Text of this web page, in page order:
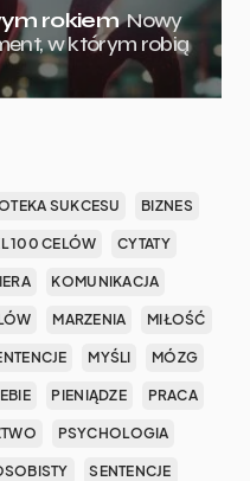
rokiem Nowy
w którym robią
SUKCESU BIZNES
100 CELÓW CYTATY
KOMUNIKACJA
MARZENIA MIŁOŚĆ
MYŚLI MÓZG
PIENIĄDZE PRACA
PSYCHOLOGIA
SENTENCJE